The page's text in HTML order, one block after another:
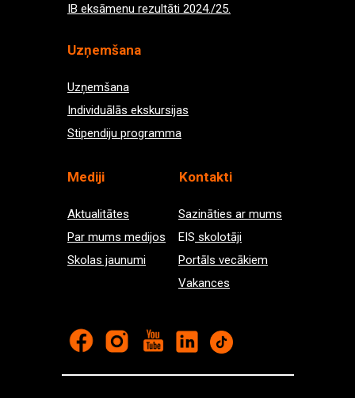
Uzņemšana
Uzņemšana
Individuālās ekskursijas
Stipendiju programma
Kontakti
Sazināties ar mums
EIS skolotāji
Portāls vecākiem
Vakances
IB eksāmenu rezultāti 2024./25.
Aktualitātes
Par mums medijos
Skolas jaunumi
Mediji